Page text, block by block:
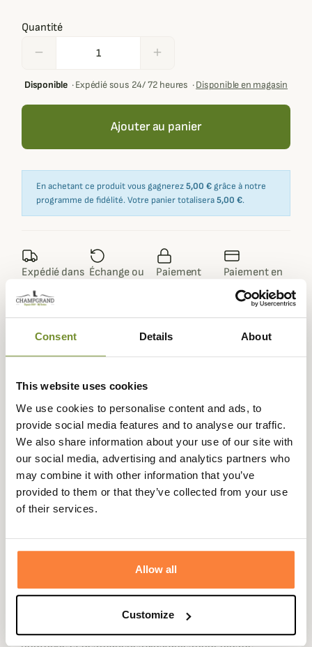
Consent Details About
This website uses cookies
We use cookies to personalise content and ads, to
provide social media features and to analyse our traffic.
We also share information about your use of our site with
our social media, advertising and analytics partners who
may combine it with other information that you’ve
provided to them or that they’ve collected from your use
of their services.
Allow all
Customize
Quantité
remove add
Disponible·Expédié sous 24/ 72 heures ·Disponible en magasin
Ajouter au panier
En achetant ce produit vous gagnerez5,00 € grâce à notre
programme de fidélité. Votre panier totalisera5,00 €.
Expédié dans
la journée
Échange ou
Paiement
Paiement en
3 fois dès 100
euros
Description
Barbourvous propose cette magnifique chemise Ronan
en coton épais et à larges carreaux Highland qui vous
tiendra chaud avec l'élégance dès l'arrivée de l'automne.
La chemise Ronan est confectionnée dans un sergé de
coton épais brossé très confortable et bien plus chaud
qu'une chemise traditionnelle.
Son motif à grands carreaux Highland est à la fois élégant
et décontracté pour porter quotidiennement avec un
une veste huilée Barbourou lors de sorties plus
habillées.
Elle possède une poche plaquée sur la poitrine gauche